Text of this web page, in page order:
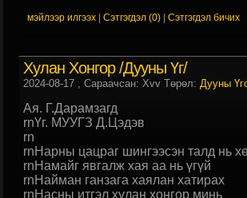
мэйлээр илгээх Сэтгэгдэл (0)| Сэтгэгдэл бичих
Хулан Хонгор /Дууны Үг/
2024-08-17, Сараачсан: Xvv Төрөл: Дууны
Ая. Г.Дарамзагд
rnҮг. МУУГЗ Д.Цэдэв
rn
rnНарны цацраг шингээсэн талд нь
rnНамайг явгалж хая аа нь үгүй
rnНайман ганзага хаялан хатирах
rnНасны итгэл хулан хонгор минь